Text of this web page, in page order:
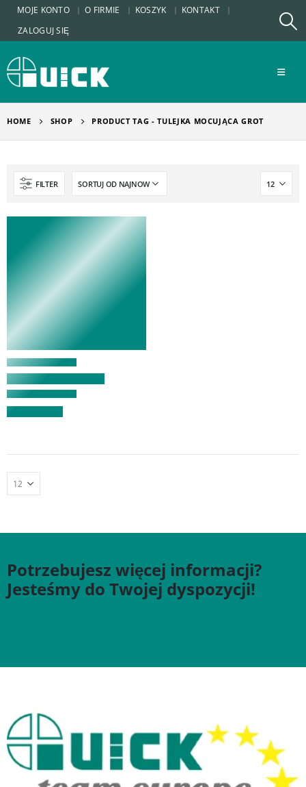
MOJE KONTO O FIRMIE KOSZYK
KONTAKT
ZALOGUJ SIĘ
HOME SHOP PRODUCT TAG -TULEJKA MOCUJĄCA GROT
FILTER
Potrzebujesz więcej informacji?
Jesteśmy do Twojej dyspozycji!